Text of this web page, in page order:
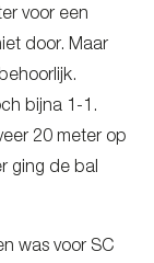
voor een
door. Maar
bijna 1-1.
20 meter op
ging de bal
was voor SC